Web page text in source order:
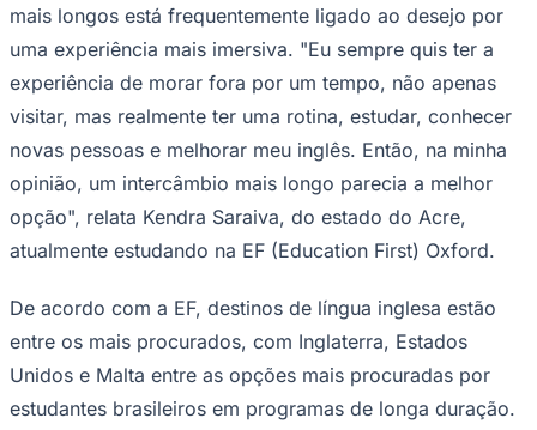
tomar sua primeira decisão acadêmica. Em vez de se
comprometerem imediatamente, alguns consideram a
possibilidade de passar um semestre ou um ano no
exterior para ganhar mais clareza sobre seus interesses
e caminhos futuros", afirma Denis Buzzi, Country
Manager da EF no Brasil.
Essa abordagem pode contribuir para decisões mais
mais confiantes em suas escolhas e menos propensos a
mudar de direção. Nesse cenário, programas de longa
duração podem combinar aprendizado estruturado com
exposição internacional, apoiando tanto o